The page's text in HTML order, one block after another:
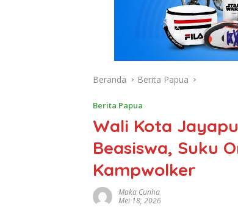
Beranda Berita Papua
Berita Papua
Wali Kota
Beasiswa, Suku
Kampwolker
Maka Cunha
Mei 18, 2026